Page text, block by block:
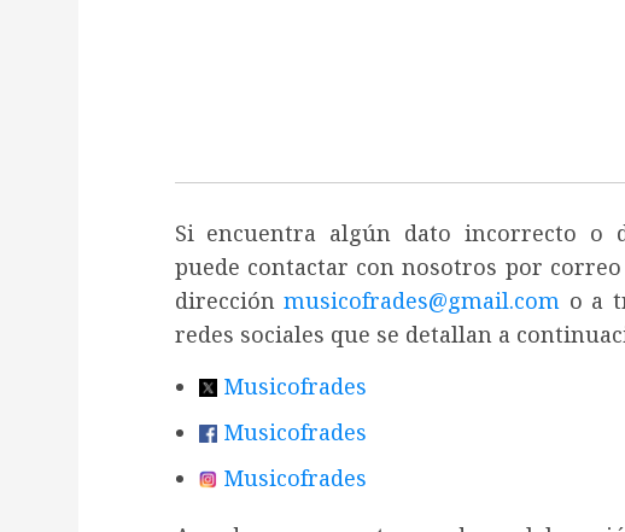
Si encuentra algún dato incorrecto o
puede contactar con nosotros por
direcciónmusicofrades@gmail.com o a
redes sociales que se detallan a
Musicofrades
Musicofrades
Musicofrades